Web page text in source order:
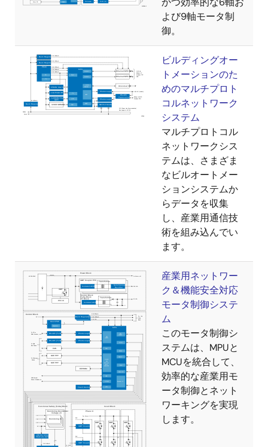
よび9軸モータ制
御。
ビルディングオー
トメーションのた
めのマルチプロト
コルネットワーク
システム
マルチプロトコル
ネットワークシス
テムは、さまざま
なビルオートメー
ションシステムか
らデータを収集
し、産業用通信技
術を組み込んでい
ます。
産業用ネットワー
ク＆機能安全対応
モータ制御システ
ム
このモータ制御シ
ステムは、MPUと
MCUを統合して、
効率的な産業用モ
ータ制御とネット
ワーキングを実現
します。